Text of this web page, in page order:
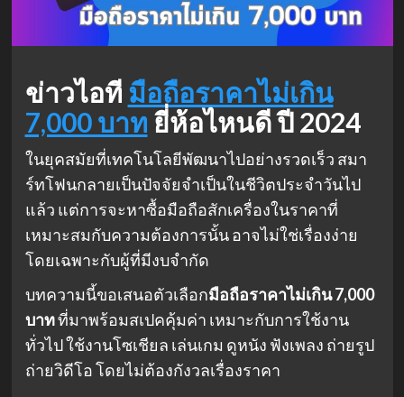
ข่าวไอที มือถือราคาไม่เกิน
7,000 บาท ยี่ห้อไหนดี ปี 2024
ในยุคสมัยที่เทคโนโลยีพัฒนาไปอย่างรวดเร็ว สมา
ร์ทโฟนกลายเป็นปัจจัยจำเป็นในชีวิตประจำวันไป
แล้ว แต่การจะหาซื้อมือถือสักเครื่องในราคาที่
เหมาะสมกับความต้องการนั้น อาจไม่ใช่เรื่องง่าย
โดยเฉพาะกับผู้ที่มีงบจำกัด
บทความนี้ขอเสนอตัวเลือกมือถือราคาไม่เกิน 7,000
บาทที่มาพร้อมสเปคคุ้มค่า เหมาะกับการใช้งาน
ทั่วไป ใช้งานโซเชียล เล่นเกม ดูหนัง ฟังเพลง ถ่ายรูป
ถ่ายวิดีโอ โดยไม่ต้องกังวลเรื่องราคา